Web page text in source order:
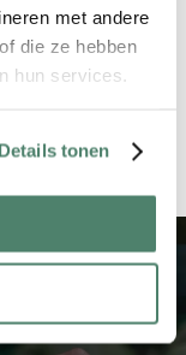
met andere
die ze hebben
hun services.
Details tonen